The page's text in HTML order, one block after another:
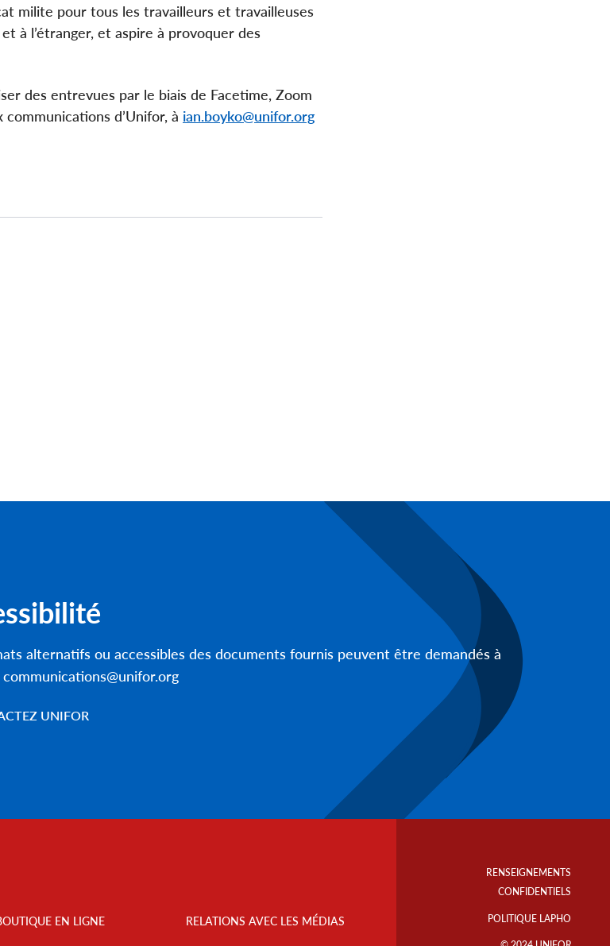
milite pour tous les travailleurs et travailleuses
à l’étranger, et aspire à provoquer des
des entrevues par le biais de Facetime, Zoom
d’Unifor, à ian.boyko@unifor.org
alternatifs ou accessibles des documents fournis peuvent être demandés à
communications@unifor.org
UNIFOR
EN LIGNE RELATIONS AVEC LES MÉDIAS
RENSEIGNEMENTS
CONFIDENTIELS
POLITIQUE LAPHO